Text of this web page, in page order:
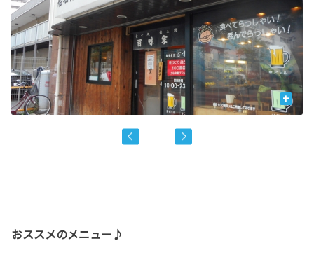
+
おススメのメニュー♪